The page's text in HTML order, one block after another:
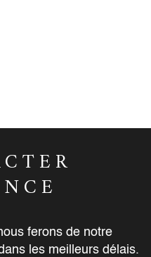
ferons de notre
les meilleurs délais.